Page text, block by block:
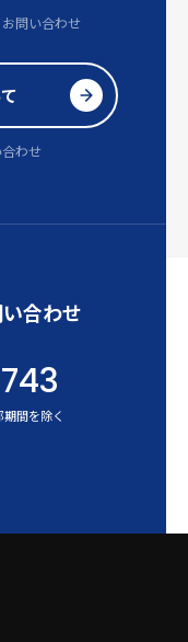
問い合わせ
わせ
合わせ
間を除く